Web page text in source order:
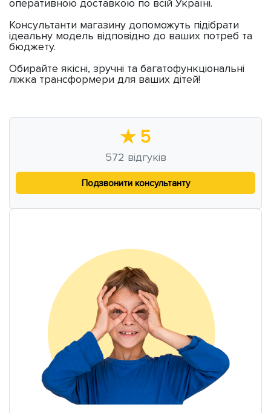
оперативною доставкою по всій Україні.
Консультанти магазину допоможуть підібрати
ідеальну модель відповідно до ваших потреб та
бюджету.
Обирайте якісні, зручні та багатофункціональні
ліжка трансформери для ваших дітей!
★ 5
572 відгуків
Подзвонити консультанту